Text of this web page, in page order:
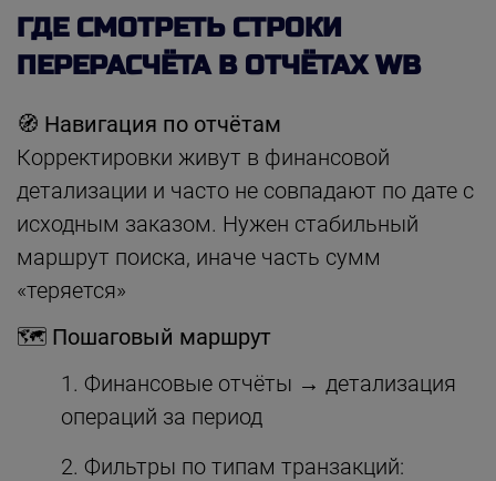
ГДЕ СМОТРЕТЬ СТРОКИ
ПЕРЕРАСЧЁТА В ОТЧЁТАХ WB
🧭 Навигация по отчётам
Корректировки живут в финансовой
детализации и часто не совпадают по дате с
исходным заказом. Нужен стабильный
маршрут поиска, иначе часть сумм
«теряется»
🗺 Пошаговый маршрут
Финансовые отчёты → детализация
операций за период
Фильтры по типам транзакций: